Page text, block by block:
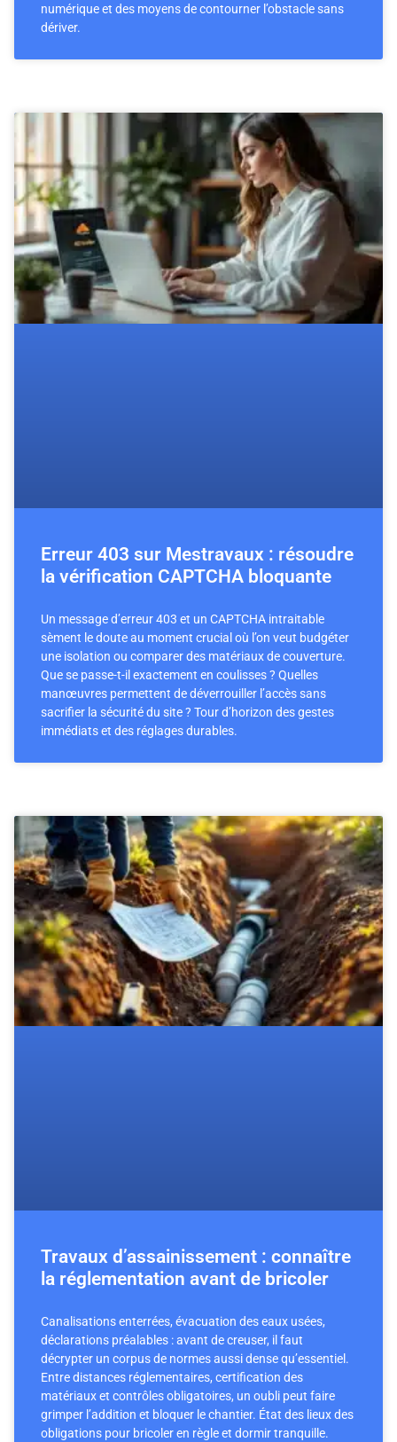
numérique et des moyens de contourner l’obstacle sans
dériver.
Erreur 403 sur Mestravaux : résoudre
la vérification CAPTCHA bloquante
Un message d’erreur 403 et un CAPTCHA intraitable
sèment le doute au moment crucial où l’on veut budgéter
une isolation ou comparer des matériaux de couverture.
Que se passe-t-il exactement en coulisses ? Quelles
manœuvres permettent de déverrouiller l’accès sans
sacrifier la sécurité du site ? Tour d’horizon des gestes
immédiats et des réglages durables.
Travaux d’assainissement : connaître
la réglementation avant de bricoler
Canalisations enterrées, évacuation des eaux usées,
déclarations préalables : avant de creuser, il faut
décrypter un corpus de normes aussi dense qu’essentiel.
Entre distances réglementaires, certification des
matériaux et contrôles obligatoires, un oubli peut faire
grimper l’addition et bloquer le chantier. État des lieux des
obligations pour bricoler en règle et dormir tranquille.